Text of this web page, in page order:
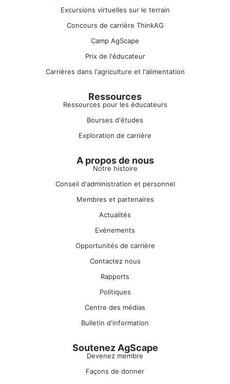
Excursions virtuelles sur le terrain
Concours de carrière ThinkAG
Camp AgScape
Prix de l'éducateur
Carrières dans l'agriculture et l'alimentation
Ressources
Ressources pour les éducateurs
Bourses d'études
Exploration de carrière
A propos de nous
Notre histoire
Conseil d'administration et personnel
Membres et partenaires
Actualités
Evénements
Opportunités de carrière
Contactez nous
Rapports
Politiques
Centre des médias
Bulletin d'information
Soutenez AgScape
Devenez membre
Façons de donner